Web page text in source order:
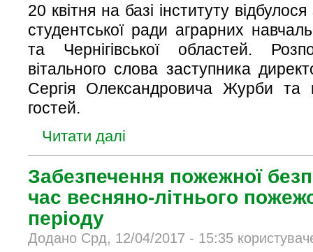
20 квітня на базі інституту
студентської ради аграрних
та Чернігівської областей.
вітального слова заступника
Сергія Олександровича Журби та
гостей.
Читати далі
Забезпечення пожежної
час весняно-літнього
періоду
Додано Срд, 12/04/2017 - 15:35